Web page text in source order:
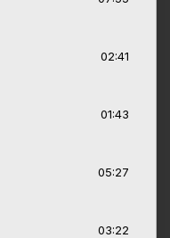
02:41
01:43
05:27
03:22